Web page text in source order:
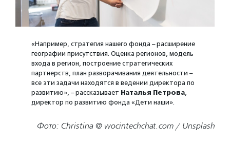
«Например, стратегия нашего фонда – расширение
географии присутствия. Оценка регионов, модель
входа в регион, построение стратегических
партнерств, план разворачивания деятельности –
все эти задачи находятся в ведении директора по
развитию», – рассказывает Наталья Петрова,
директор по развитию фонда «Дети наши».
Фото: Christina @ wocintechchat.com / Unsplash